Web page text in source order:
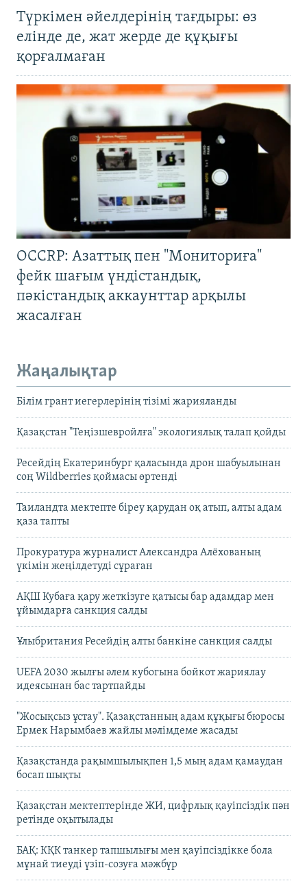
Түркімен әйелдерінің тағдыры: өз
елінде де, жат жерде де құқығы
қорғалмаған
OCCRP: Азаттық пен "Мониториға"
фейк шағым үндістандық,
пәкістандық аккаунттар арқылы
жасалған
Жаңалықтар
Білім грант иегерлерінің тізімі жарияланды
Қазақстан "Теңізшевройлға" экологиялық талап қойды
Ресейдің Екатеринбург қаласында дрон шабуылынан
соң Wildberries қоймасы өртенді
Таиландта мектепте біреу қарудан оқ атып, алты адам
қаза тапты
Прокуратура журналист Александра Алёхованың
үкімін жеңілдетуді сұраған
АҚШ Кубаға қару жеткізуге қатысы бар адамдар мен
ұйымдарға санкция салды
Ұлыбритания Ресейдің алты банкіне санкция салды
UEFA 2030 жылғы әлем кубогына бойкот жариялау
идеясынан бас тартпайды
"Жосықсыз ұстау". Қазақстанның адам құқығы бюросы
Ермек Нарымбаев жайлы мәлімдеме жасады
Қазақстанда рақымшылықпен 1,5 мың адам қамаудан
босап шықты
Қазақстан мектептерінде ЖИ, цифрлық қауіпсіздік пән
ретінде оқытылады
БАҚ: КҚК танкер тапшылығы мен қауіпсіздікке бола
мұнай тиеуді үзіп-созуға мәжбүр